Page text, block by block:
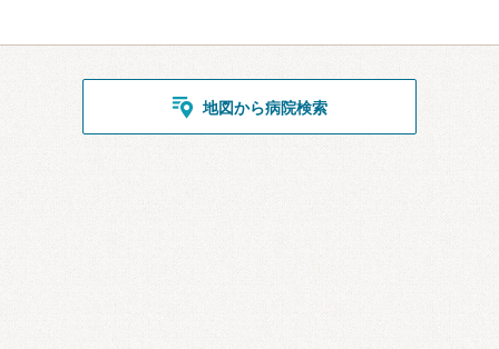
地図から病院検索